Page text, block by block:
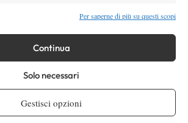
Per saperne di più su questi scopi
Continua
Solo necessari
Gestisci opzioni
Panama: il racconto di Diego De Vecchis tra
News
Masters 1000 più sostenibili per tutti”
Atp News